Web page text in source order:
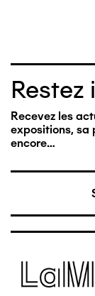
Restez
Recevez les
expositions, sa
encore…
Image